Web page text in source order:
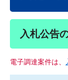
入札公告
電子調達案件は、